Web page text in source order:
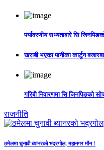
पर्यावरणीय सभ्यताबारे सि
खराबी भएका पानीका कार्टुन
गरिबी निवारणमा सि जिनपिङको
राजनीति
ठमेलमा चुनावी ब्यानरको भद्रगोल, महानगर मौन !